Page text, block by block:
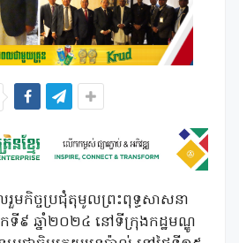
មកិច្ចប្រជុំតុមូលព្រះពុទ្ធសាសនា
៩ ឆ្នាំ២០២៤ នៅទីក្រុងកដ្ឋមណ្ឌូ